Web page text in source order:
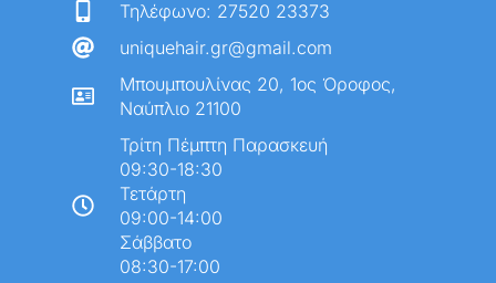
Τηλέφωνο: 27520 23373
uniquehair.gr@gmail.com
Μπουμπουλίνας 20, 1ος Όροφος,
Ναύπλιο 21100
Τρίτη Πέμπτη Παρασκευή
09:30-18:30
Τετάρτη
09:00-14:00
Σάββατο
08:30-17:00